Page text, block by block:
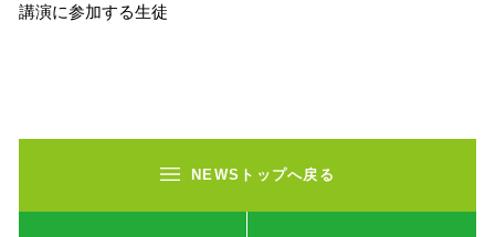
講演に参加する生徒
NEWSトップへ戻る